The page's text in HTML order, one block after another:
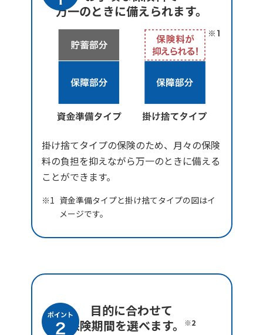
万一のときに備えられます。
掛け捨てタイプの保険のため、月々の保険
料の負担を抑えながら万一のときに備える
ことができます。
資金準備タイプと掛け捨てタイプの図はイ
メージです。
目的に合わせて
保険期間を選べます。
※2